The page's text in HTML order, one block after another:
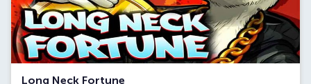
Long Neck Fortune